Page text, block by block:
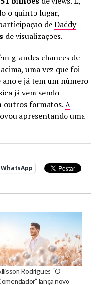
o quinto lugar,
deDaddy
de visualizações.
grandes chances de
uma vez que foi
ano e já tem um número
já vem sendo
outros formatos.A
apresentando uma
WhatsApp
Rodrigues “O
lança novo